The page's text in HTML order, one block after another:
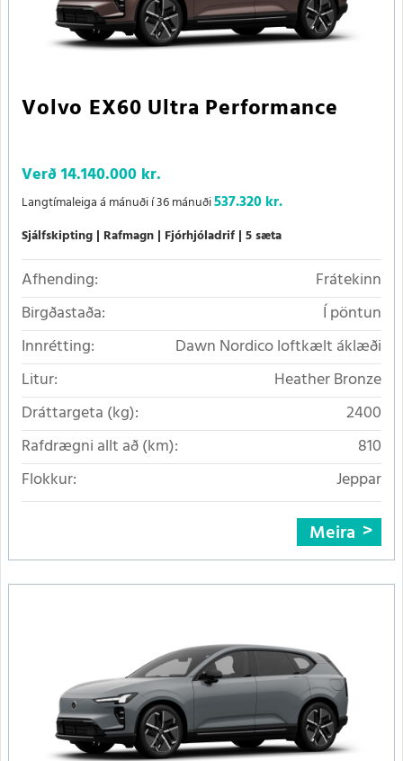
Volvo EX60 Ultra Performance
Verð14.140.000 kr.
Langtímaleiga á mánuði í 36 mánuði537.320 kr.
Sjálfskipting Rafmagn Fjórhjóladrif 5 sæta
Afhending:
Frátekinn
Birgðastaða:
Í pöntun
Innrétting:
Dawn Nordico loftkælt áklæði
Litur:
Heather Bronze
Dráttargeta (kg):
2400
Rafdrægni allt að (km):
810
Flokkur:
Jeppar
Meira